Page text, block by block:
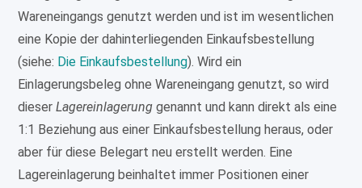
Wareneingangs genutzt werden und ist im wesentlichen
eine Kopie der dahinterliegenden Einkaufsbestellung
(siehe: Die Einkaufsbestellung). Wird ein
Einlagerungsbeleg ohne Wareneingang genutzt, so wird
dieserLagereinlagerung genannt und kann direkt als eine
1:1 Beziehung aus einer Einkaufsbestellung heraus, oder
aber für diese Belegart neu erstellt werden. Eine
Lagereinlagerung beinhaltet immer Positionen einer